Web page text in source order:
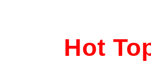
Hot